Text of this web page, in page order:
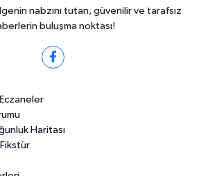
nabzını tutan, güvenilir ve tarafsız
buluşma noktası!
Haritası